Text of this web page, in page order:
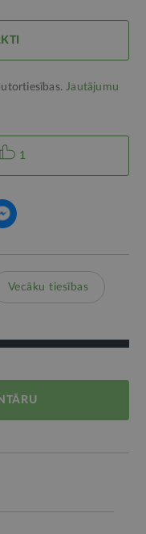
Jautājumu
1
Vecāku tiesības